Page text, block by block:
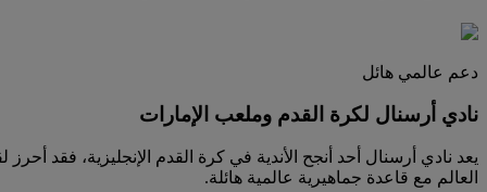
دعم عالمي هائل
نادي أرسنال لكرة القدم وملعب الإمارات
العالم مع قاعدة جماهيرية عالمية هائلة.